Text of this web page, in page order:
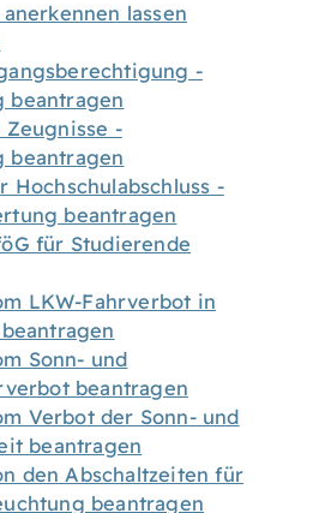
lassen
-
beantragen
Zeugnisse -
beantragen
Hochschulabschluss -
beantragen
für Studierende
LKW-Fahrverbot in
Sonn- und
beantragen
Verbot der Sonn- und
beantragen
den Abschaltzeiten für
beantragen